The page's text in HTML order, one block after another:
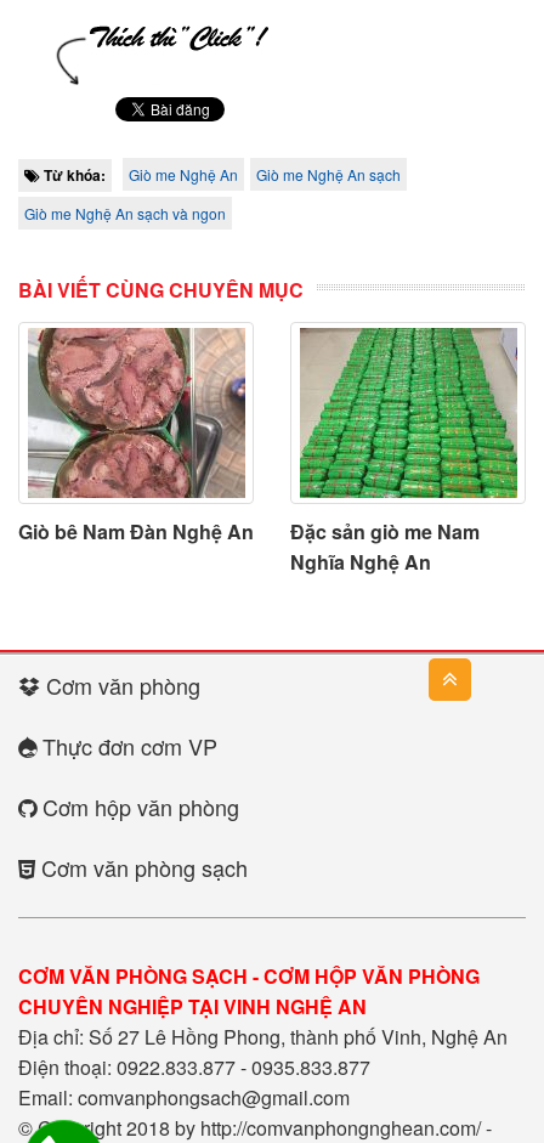
Từ khóa: Giò me Nghệ An
Giò me Nghệ An sạch
Giò me Nghệ An sạch và ngon
BÀI VIẾT CÙNG CHUYÊN MỤC
Giò bê Nam Đàn Nghệ An
Đặc sản giò me Nam
Nghĩa Nghệ An
Cơm văn phòng
Thực đơn cơm VP
Cơm hộp văn phòng
Cơm văn phòng sạch
CƠM VĂN PHÒNG SẠCH - CƠM HỘP VĂN PHÒNG
CHUYÊN NGHIỆP TẠI VINH NGHỆ AN
Địa chỉ: Số 27 Lê Hồng Phong, thành phố Vinh, Nghệ An
Điện thoại: 0922.833.877 - 0935.833.877
Email: comvanphongsach@gmail.com
© Copyright 2018 by http://comvanphongnghean.com/ -